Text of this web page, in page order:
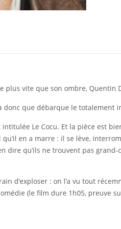
plus vite que son ombre, Quentin
que débarque le totalement
Le Cocu. Et la pièce est
en a marre : il se lève,
qu’ils ne trouvent pas grand-
d’exploser : on l’a vu tout
(le film dure 1h05, preuve